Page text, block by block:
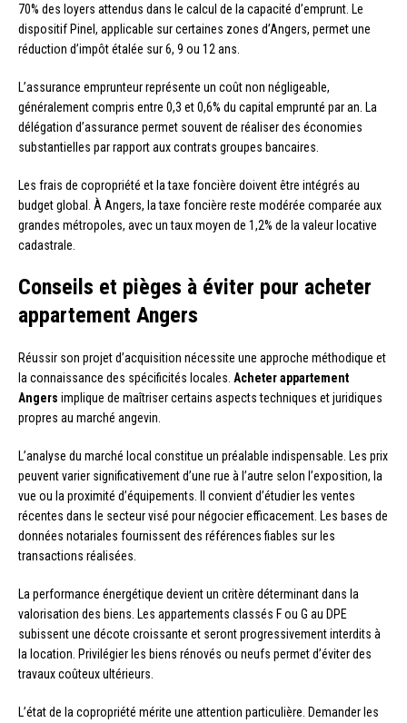
70% des loyers attendus dans le calcul de la capacité d’emprunt. Le
dispositif Pinel, applicable sur certaines zones d’Angers, permet une
réduction d’impôt étalée sur 6, 9 ou 12 ans.
L’assurance emprunteur représente un coût non négligeable,
généralement compris entre 0,3 et 0,6% du capital emprunté par an. La
délégation d’assurance permet souvent de réaliser des économies
substantielles par rapport aux contrats groupes bancaires.
Les frais de copropriété et la taxe foncière doivent être intégrés au
budget global. À Angers, la taxe foncière reste modérée comparée aux
grandes métropoles, avec un taux moyen de 1,2% de la valeur locative
cadastrale.
Conseils et pièges à éviter pour acheter
appartement Angers
Réussir son projet d’acquisition nécessite une approche méthodique et
la connaissance des spécificités locales. Acheter appartement
Angers implique de maîtriser certains aspects techniques et juridiques
propres au marché angevin.
L’analyse du marché local constitue un préalable indispensable. Les prix
peuvent varier significativement d’une rue à l’autre selon l’exposition, la
vue ou la proximité d’équipements. Il convient d’étudier les ventes
récentes dans le secteur visé pour négocier efficacement. Les bases de
données notariales fournissent des références fiables sur les
transactions réalisées.
La performance énergétique devient un critère déterminant dans la
valorisation des biens. Les appartements classés F ou G au DPE
subissent une décote croissante et seront progressivement interdits à
la location. Privilégier les biens rénovés ou neufs permet d’éviter des
travaux coûteux ultérieurs.
L’état de la copropriété mérite une attention particulière. Demander les